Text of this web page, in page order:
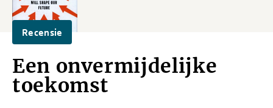
Recensie
Een onvermijdelijke
toekomst